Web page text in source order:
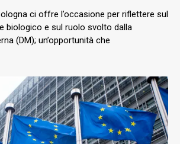
ci offre l’occasione per riflettere sul
biologico e sul ruolo svolto dalla
(DM); un’opportunità che